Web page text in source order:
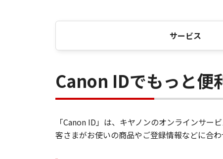
サービス
Canon IDでもっと便
「Canon ID」は、キヤノンのオンラインサ
客さまがお使いの商品やご登録情報などに合